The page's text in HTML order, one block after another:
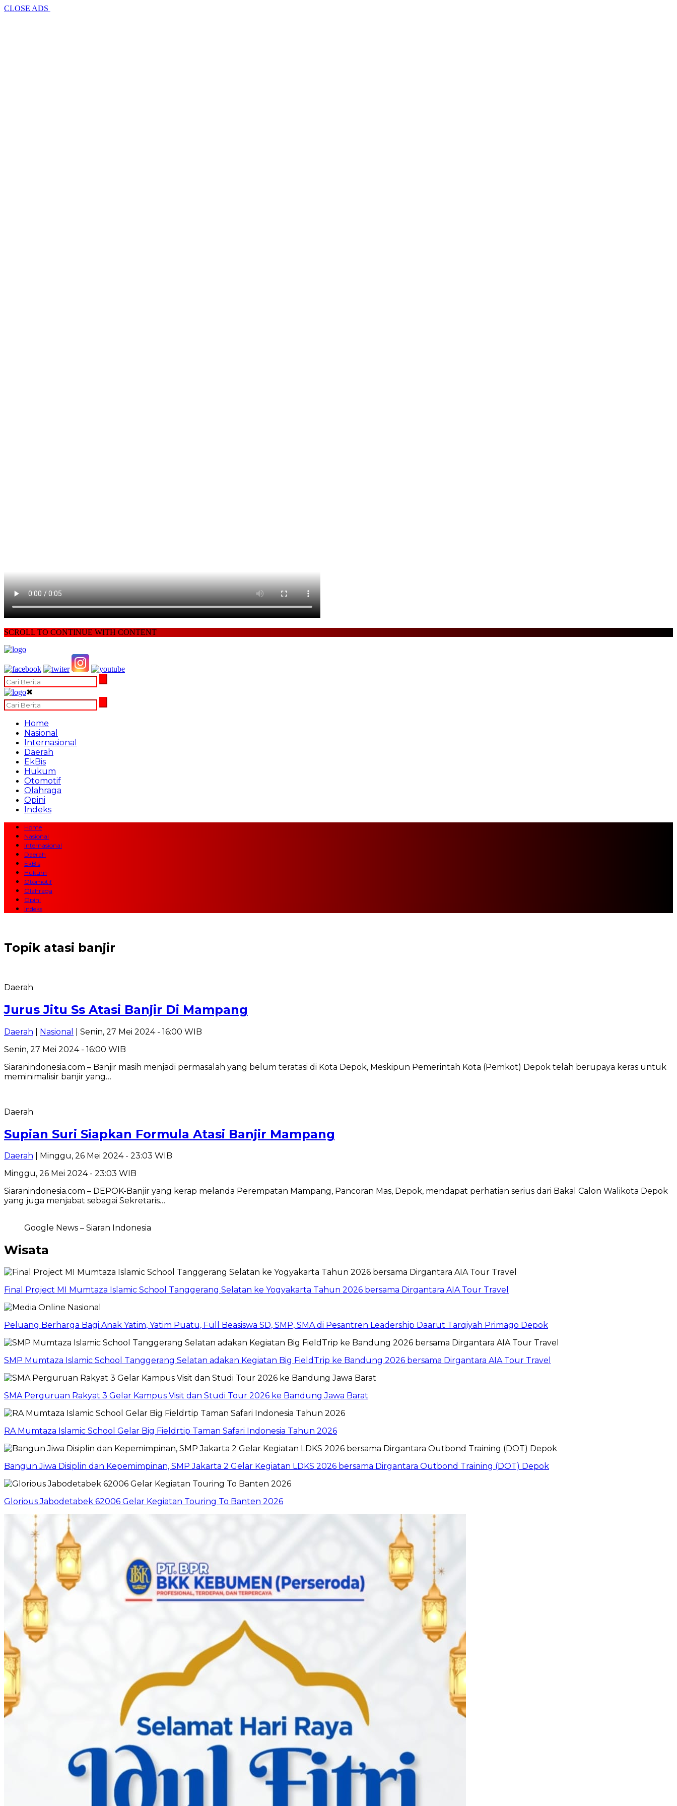
CLOSE ADS
SCROLL TO CONTINUE WITH CONTENT
✖
Home
Nasional
Internasional
Daerah
EkBis
Hukum
Otomotif
Olahraga
Opini
Indeks
Home
Nasional
Internasional
Daerah
EkBis
Hukum
Otomotif
Olahraga
Opini
Indeks
Topik atasi banjir
Daerah
Jurus Jitu Ss Atasi Banjir Di Mampang
Daerah Nasional
| Senin, 27 Mei 2024 - 16:00 WIB
Senin, 27 Mei 2024 - 16:00 WIB
Siaranindonesia.com – Banjir masih menjadi permasalah yang belum teratasi di Kota Depok, Meskipun Pemerintah Kota (Pemkot) Depok telah berupaya keras untuk
meminimalisir banjir yang…
Daerah
Supian Suri Siapkan Formula Atasi Banjir Mampang
Daerah | Minggu, 26 Mei 2024 - 23:03 WIB
Minggu, 26 Mei 2024 - 23:03 WIB
Siaranindonesia.com – DEPOK-Banjir yang kerap melanda Perempatan Mampang, Pancoran Mas, Depok, mendapat perhatian serius dari Bakal Calon Walikota Depok
yang juga menjabat sebagai Sekretaris…
Google News – Siaran Indonesia
Wisata
Final Project MI Mumtaza Islamic School Tanggerang Selatan ke Yogyakarta Tahun 2026 bersama Dirgantara AIA Tour Travel
Peluang Berharga Bagi Anak Yatim, Yatim Puatu, Full Beasiswa SD, SMP, SMA di Pesantren Leadership Daarut Tarqiyah Primago Depok
SMP Mumtaza Islamic School Tanggerang Selatan adakan Kegiatan Big FieldTrip ke Bandung 2026 bersama Dirgantara AIA Tour Travel
SMA Perguruan Rakyat 3 Gelar Kampus Visit dan Studi Tour 2026 ke Bandung Jawa Barat
RA Mumtaza Islamic School Gelar Big Fieldrtip Taman Safari Indonesia Tahun 2026
Bangun Jiwa Disiplin dan Kepemimpinan, SMP Jakarta 2 Gelar Kegiatan LDKS 2026 bersama Dirgantara Outbond Training (DOT) Depok
Glorious Jabodetabek 62006 Gelar Kegiatan Touring To Banten 2026